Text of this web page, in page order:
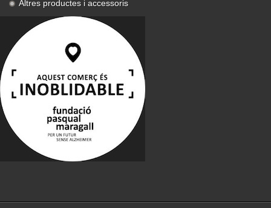
Altres productes i accessoris